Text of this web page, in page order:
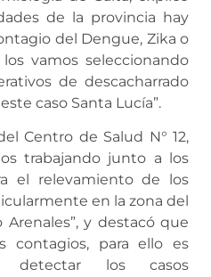
de la provincia hay
del Dengue, Zika o
vamos seleccionando
de descacharrado
caso Santa Lucía”.
Centro de Salud N° 12,
trabajando junto a los
el relevamiento de los
en la zona del
y destacó que
contagios, para ello es
detectar los casos